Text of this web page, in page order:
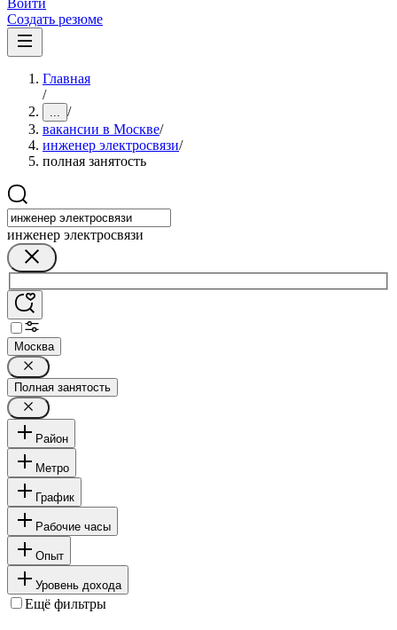
Войти
Создать резюме
Главная
/
... /
вакансии в Москве/
инженер электросвязи/
полная занятость
инженер электросвязи
Москва
Полная занятость
Район
Метро
График
Рабочие часы
Опыт
Уровень дохода
Ещё фильтры